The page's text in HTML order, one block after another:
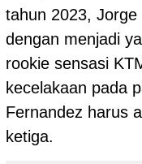
tahun 2023,
dengan menjadi
rookie sensasi
kecelakaan pada
Fernandez harus
ketiga.